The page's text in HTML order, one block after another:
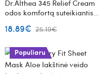
Dr.Althea 345 Relief Cream
odos komfortą suteikiantis
18.89€ 25.19€
Populiaru